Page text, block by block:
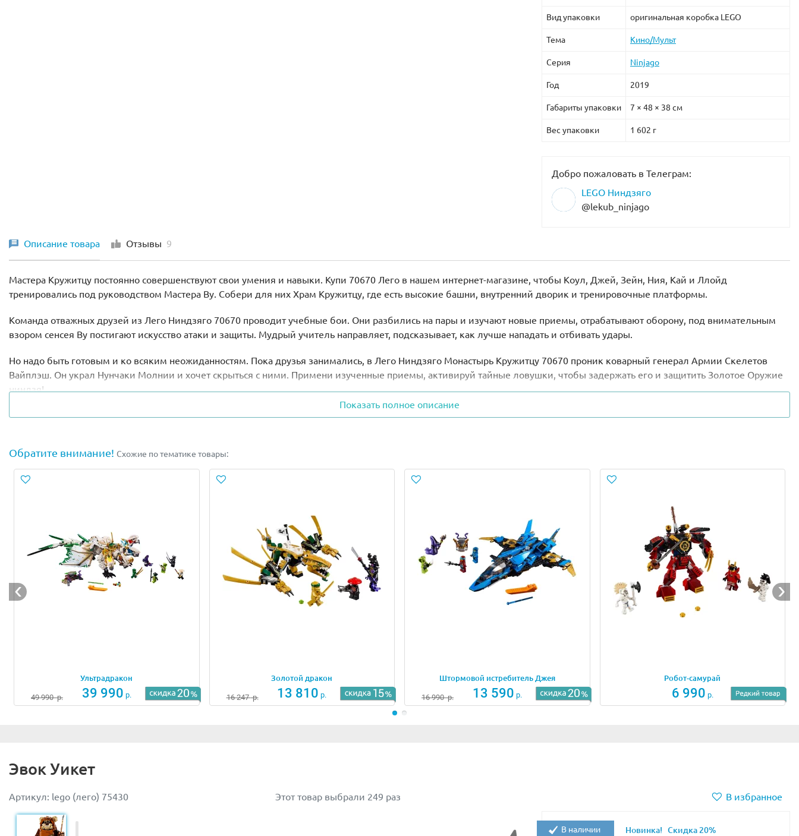
Вид упаковки оригинальная коробка LEGO
Тема Кино/Мульт
Серия Ninjago
Год 2019
Габариты упаковки 7 × 48 × 38 см
Вес упаковки 1 602 г
Добро пожаловать в Телеграм:
LEGO Ниндзяго
@lekub_ninjago
Описание товара Отзывы 9
Мастера Кружитцу постоянно совершенствуют свои умения и навыки. Купи 70670 Лего в нашем интернет-магазине, чтобы Коул, Джей, Зейн, Ния, Кай и Ллойд
тренировались под руководством Мастера Ву. Собери для них Храм Кружитцу, где есть высокие башни, внутренний дворик и тренировочные платформы.
Команда отважных друзей из Лего Ниндзяго 70670 проводит учебные бои. Они разбились на пары и изучают новые приемы, отрабатывают оборону, под внимательным
взором сенсея Ву постигают искусство атаки и защиты. Мудрый учитель направляет, подсказывает, как лучше нападать и отбивать удары.
Но надо быть готовым и ко всяким неожиданностям. Пока друзья занимались, в Лего Ниндзяго Монастырь Кружитцу 70670 проник коварный генерал Армии Скелетов
Вайплэш. Он украл Нунчаки Молнии и хочет скрыться с ними. Примени изученные приемы, активируй тайные ловушки, чтобы задержать его и защитить Золотое Оружие
ниндзя!
Купи Лего Ниндзяго 70670 и убедись: Храм Кружитцу построен для обучения и совершенствования воинов. Он стоит на скале, имеет открывающиеся ворота и
Ты можешь изучить всю историю мира Ниндзяго, ведь она изображена в картинах, висящих на стенах Храма.
Оружие: Коса Землетрясений Коула, Нунчаки Молнии Джея, Меч Огня Кая, Ледяные Сюрикены Зейна, копье Нии, посох Ву, кинжал Вайплеша.
Размеры Храма Кружитцу в Lego 70670 — 29×32×21 см.
Показать полное описание
Обратите внимание! Схожие по тематике товары:
Ультрадракон
49 990р. 39 990 р.
Золотой дракон
16 247р. 13 810 р.
Штормовой истребитель Джея
16 990р. 13 590 р.
Робот-самурай
6 990 р.
Эвок Уикет
Артикул: lego (лего) 75430 Этот товар выбрали 249 раз В избранное
В наличии Новинка! Скидка 20%